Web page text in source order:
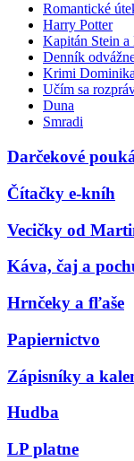
Romantické
Harry Potter
Kapitán Stein
Denník
Krimi
Učím sa
Duna
Smradi
Darčekové
Čítačky e-kníh
Vecičky od
Káva, čaj a
Hrnčeky a fľaše
Papiernictvo
Zápisníky a
Hudba
LP platne